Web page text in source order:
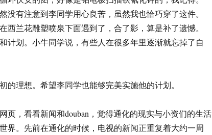
没有注意到李同学用心良苦，虽然我也恰巧穿了这件。
西兰花雕塑喷泉下面遇到了，合了影，算是补了遗憾。
计划。小牛同学说，有些人在很多年里逐渐就忘掉了自
的理想。希望李同学也能够完美实施他的计划。
页，看看新闻和douban，觉得通化的现实与小资们的生活
界。先前在通化的时候，电视的新闻正重复着大约一周